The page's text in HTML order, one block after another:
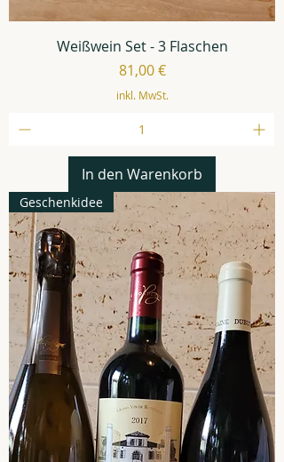
Weißwein Set - 3 Flaschen
Preis
81,00 €
inkl. MwSt.
In den Warenkorb
Geschenkidee